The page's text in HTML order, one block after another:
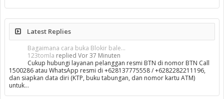
Latest Replies
Bagaimana cara buka Blokir bale...
123tomla replied Vor 37 Minuten
Cukup hubungi layanan pelanggan resmi BTN di nomor BTN Call
1500286 atau WhatsApp resmi di +628137775558 / +6282282211196,
dan siapkan data diri (KTP, buku tabungan, dan nomor kartu ATM)
untuk…